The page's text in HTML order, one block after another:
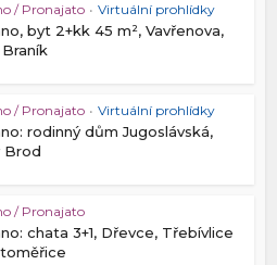
/ Pronajato • Virtuální prohlídky
byt 2+kk 45 m², Vavřenova,
Braník
/ Pronajato • Virtuální prohlídky
rodinný dům Jugoslávská,
Brod
/ Pronajato
chata 3+1, Dřevce, Třebívlice